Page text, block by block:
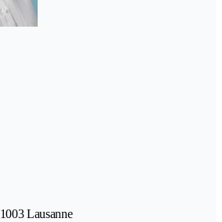
1003 Lausanne